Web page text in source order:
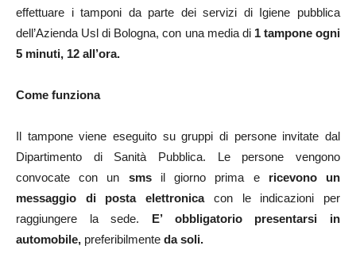
effettuare i tamponi da parte dei servizi di Igiene pubblica
dell’Azienda Usl di Bologna, con una media di 1 tampone ogni
5 minuti, 12 all’ora.
Come funziona
Il tampone viene eseguito su gruppi di persone invitate dal
Dipartimento di Sanità Pubblica. Le persone vengono
convocate con un smsil giorno prima e ricevono un
messaggio di posta elettronicacon le indicazioni per
raggiungere la sede. E’ obbligatorio presentarsi in
automobile, preferibilmente da soli.